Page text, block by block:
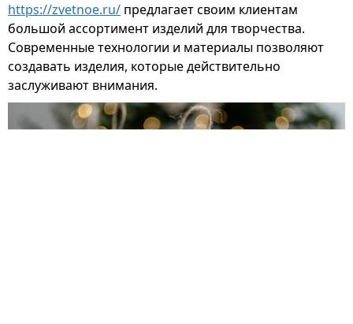
https://zvetnoe.ru/ предлагает своим клиентам
большой ассортимент изделий для творчества.
Современные технологии и материалы позволяют
создавать изделия, которые действительно
заслуживают внимания.